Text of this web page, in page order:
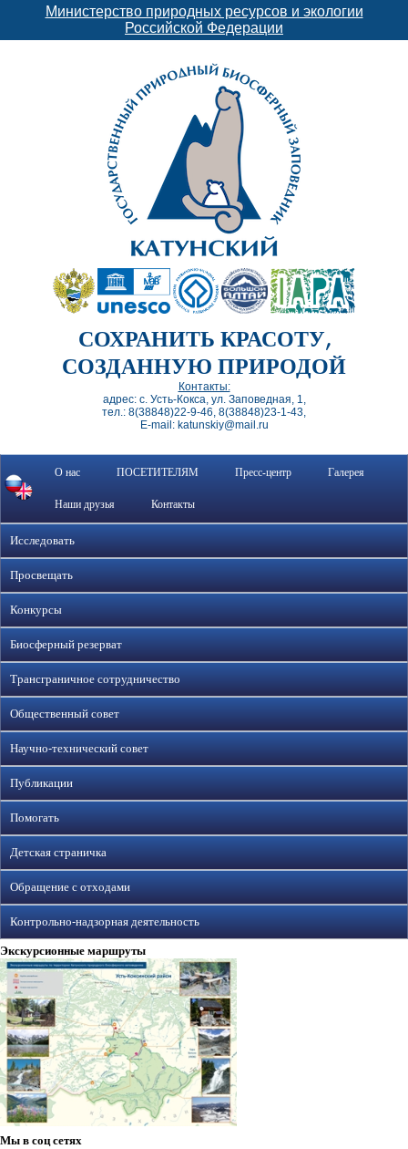
Министерство природных ресурсов и экологии
Российской Федерации
СОХРАНИТЬ КРАСОТУ,
СОЗДАННУЮ ПРИРОДОЙ
Контакты:
адрес: с. Усть-Кокса, ул. Заповедная, 1,
тел.: 8(38848)22-9-46, 8(38848)23-1-43,
E-mail: katunskiy@mail.ru
О нас ПОСЕТИТЕЛЯМ Пресс-центр Галерея
Наши друзья Контакты
Исследовать
Просвещать
Конкурсы
Биосферный резерват
Трансграничное сотрудничество
Общественный совет
Научно-технический совет
Публикации
Помогать
Детская страничка
Обращение с отходами
Контрольно-надзорная деятельность
Экскурсионные маршруты
Мы в соц сетях